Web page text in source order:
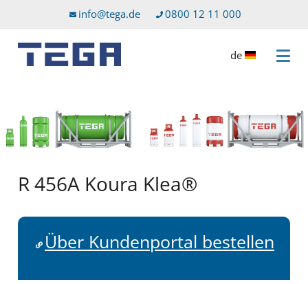
zum Servicemenüinfo@tega.de 0800 12 11 000
Menü
de
R 456A Koura Klea®
Über Kundenportal bestellen